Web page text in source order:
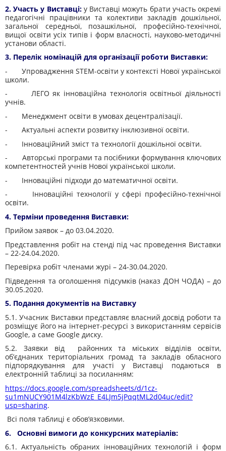
2. Участь у Виставці:у Виставці можуть брати участь окремі
педагогічні працівники та колективи закладів дошкільної,
загальної середньої, позашкільної, професійно-технічної,
вищої освіти усіх типів і форм власності, науково-методичні
установи області.
3. Перелік номінацій для організації роботи Виставки:
- Упровадження STEM-освіти у контексті Нової української
школи.
- ЛЕГО як інноваційна технологія освітньої діяльності
учнів.
- Менеджмент освіти в умовах децентралізації.
- Актуальні аспекти розвитку інклюзивної освіти.
- Інноваційний зміст та технології дошкільної освіти.
- Авторські програми та посібники формування ключових
компетентностей учнів Нової української школи.
- Інноваційні підходи до математичної освіти.
- Інноваційні технології у сфері професійно-технічної
освіти.
4. Терміни проведення Виставки:
Прийом заявок – до 03.04.2020.
Представлення робіт на стенді під час проведення Виставки
– 22-24.04.2020.
Перевірка робіт членами журі – 24-30.04.2020.
Підведення та оголошення підсумків (наказ ДОН ЧОДА) – до
30.05.2020.
5. Подання документів на Виставку
5.1. Учасник Виставки представляє власний досвід роботи та
розміщує його на інтернет-ресурсі з використанням сервісів
Google, а саме Google диску.
5.2. Заявки від районних та міських відділів освіти,
об’єднаних територіальних громад та закладів обласного
підпорядкування для участі у Виставці подаються в
електронній таблиці за посиланням:
https://docs.google.com/spreadsheets/d/1cz-
su1mNUCY901M4lzKbWzE_E4LJm5jPqqtML2d04uc/edit?
usp=sharing.
Всі поля таблиці є обов’язковими.
6. Основні вимоги до конкурсних матеріалів:
6.1. Актуальність обраних інноваційних технологій і форм